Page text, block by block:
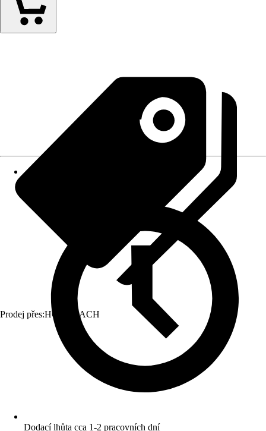
Prodej přes:HORNBACH
Dodací lhůta cca 1-2 pracovních dní